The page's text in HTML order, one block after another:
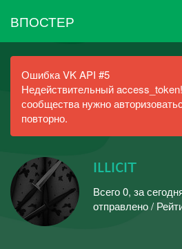
ВПОСТЕР
Ошибка VK API #5
Недействительный
сообщества нужно
повторно.
ɪʟʟɪсɪт
Всего 0, за
отправлено /